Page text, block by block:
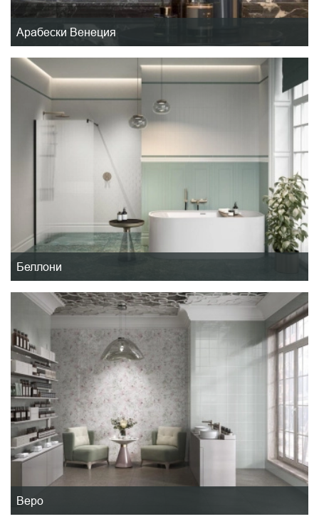
Арабески Венеция
Беллони
Веро